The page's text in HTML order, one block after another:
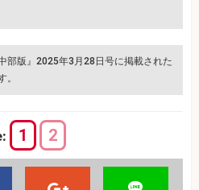
部版』2025年3月28日号に掲載された
。
1 2